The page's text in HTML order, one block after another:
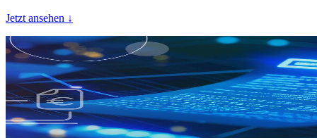
Jetzt ansehen ↓